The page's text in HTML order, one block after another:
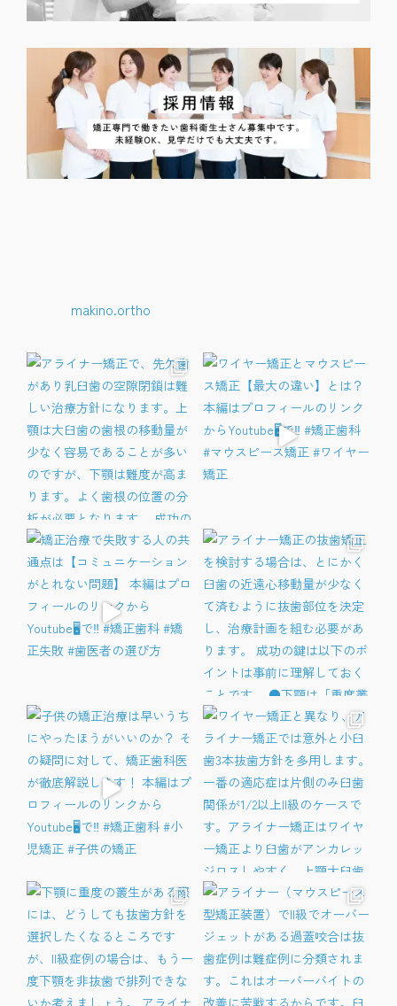
makino.ortho